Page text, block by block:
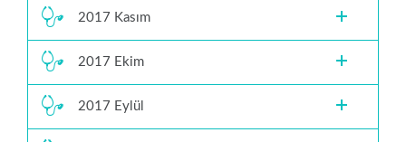
2017 Kasım
2017 Ekim
2017 Eylül